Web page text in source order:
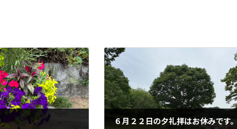
６月２２日の夕礼拝はお休みです。